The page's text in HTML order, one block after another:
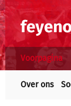
Voorpagina
Over ons